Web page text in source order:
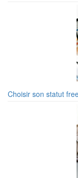
Choisir son statut